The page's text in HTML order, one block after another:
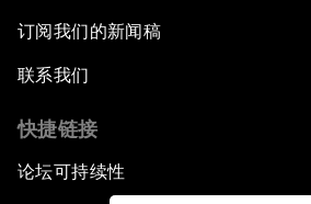
订阅我们的新闻稿
联系我们
快捷链接
论坛可持续性